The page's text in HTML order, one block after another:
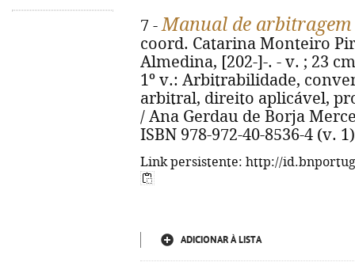
7 -Manual de
coord. Catarina Monteiro
Almedina, [202-]-. - v. ; 23
1º v.: Arbitrabilidade,
arbitral, direito aplicável,
/ Ana Gerdau de Borja
ISBN 978-972-40-8536-4 (v. 1)
Link persistente: http://
ADICIONAR À LISTA